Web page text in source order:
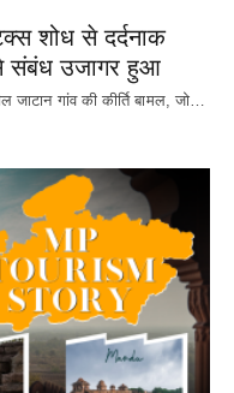
शोध से दर्दनाक
संबंध उजागर हुआ
जाटान गांव की कीर्ति बामल, जो…